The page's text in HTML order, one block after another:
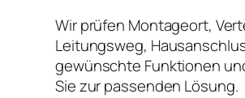
Wir prüfen Montageort,
Leitungsweg,
gewünschte Funktionen
Sie zur passenden Lösung.